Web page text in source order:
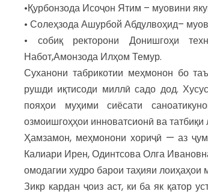
•Қурбонзода Исоҷон Ятим – муовини
• Солеҳзода Ашурбой Абдулвоҳид–
• собиқ ректорони Донишгоҳи
Набот,Амонзода Илҳом Темур.
Суханони табрикотии меҳмонон бо
рушди иқтисоди миллӣ садо дод.
пояҳои муҳими сиёсати
озмоишгоҳҳои инноватсионӣ ва
Ҳамзамон, меҳмонони хориҷӣ — аз
Калиари Ирен, Одинтсова Олга
омодагии худро барои таҳияи
Зикр кардан ҷоиз аст, ки ба як қатор